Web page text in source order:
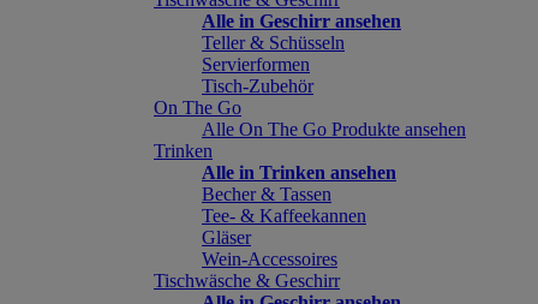
Alle in Geschirr ansehen
Teller & Schüsseln
Servierformen
Tisch-Zubehör
On The Go
Alle On The Go Produkte ansehen
Trinken
Alle in Trinken ansehen
Becher & Tassen
Tee- & Kaffeekannen
Gläser
Wein-Accessoires
Tischwäsche & Geschirr